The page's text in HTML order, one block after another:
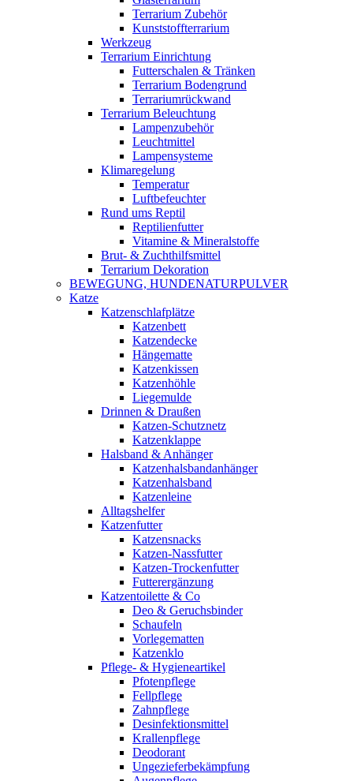
Terrarium Zubehör
Kunststoffterrarium
Werkzeug
Terrarium Einrichtung
Futterschalen & Tränken
Terrarium Bodengrund
Terrariumrückwand
Terrarium Beleuchtung
Lampenzubehör
Leuchtmittel
Lampensysteme
Klimaregelung
Temperatur
Luftbefeuchter
Rund ums Reptil
Reptilienfutter
Vitamine & Mineralstoffe
Brut- & Zuchthilfsmittel
Terrarium Dekoration
BEWEGUNG, HUNDENATURPULVER
Katze
Katzenschlafplätze
Katzenbett
Katzendecke
Hängematte
Katzenkissen
Katzenhöhle
Liegemulde
Drinnen & Draußen
Katzen-Schutznetz
Katzenklappe
Halsband & Anhänger
Katzenhalsbandanhänger
Katzenhalsband
Katzenleine
Alltagshelfer
Katzenfutter
Katzensnacks
Katzen-Nassfutter
Katzen-Trockenfutter
Futterergänzung
Katzentoilette & Co
Deo & Geruchsbinder
Schaufeln
Vorlegematten
Katzenklo
Pflege- & Hygieneartikel
Pfotenpflege
Fellpflege
Zahnpflege
Desinfektionsmittel
Krallenpflege
Deodorant
Ungezieferbekämpfung